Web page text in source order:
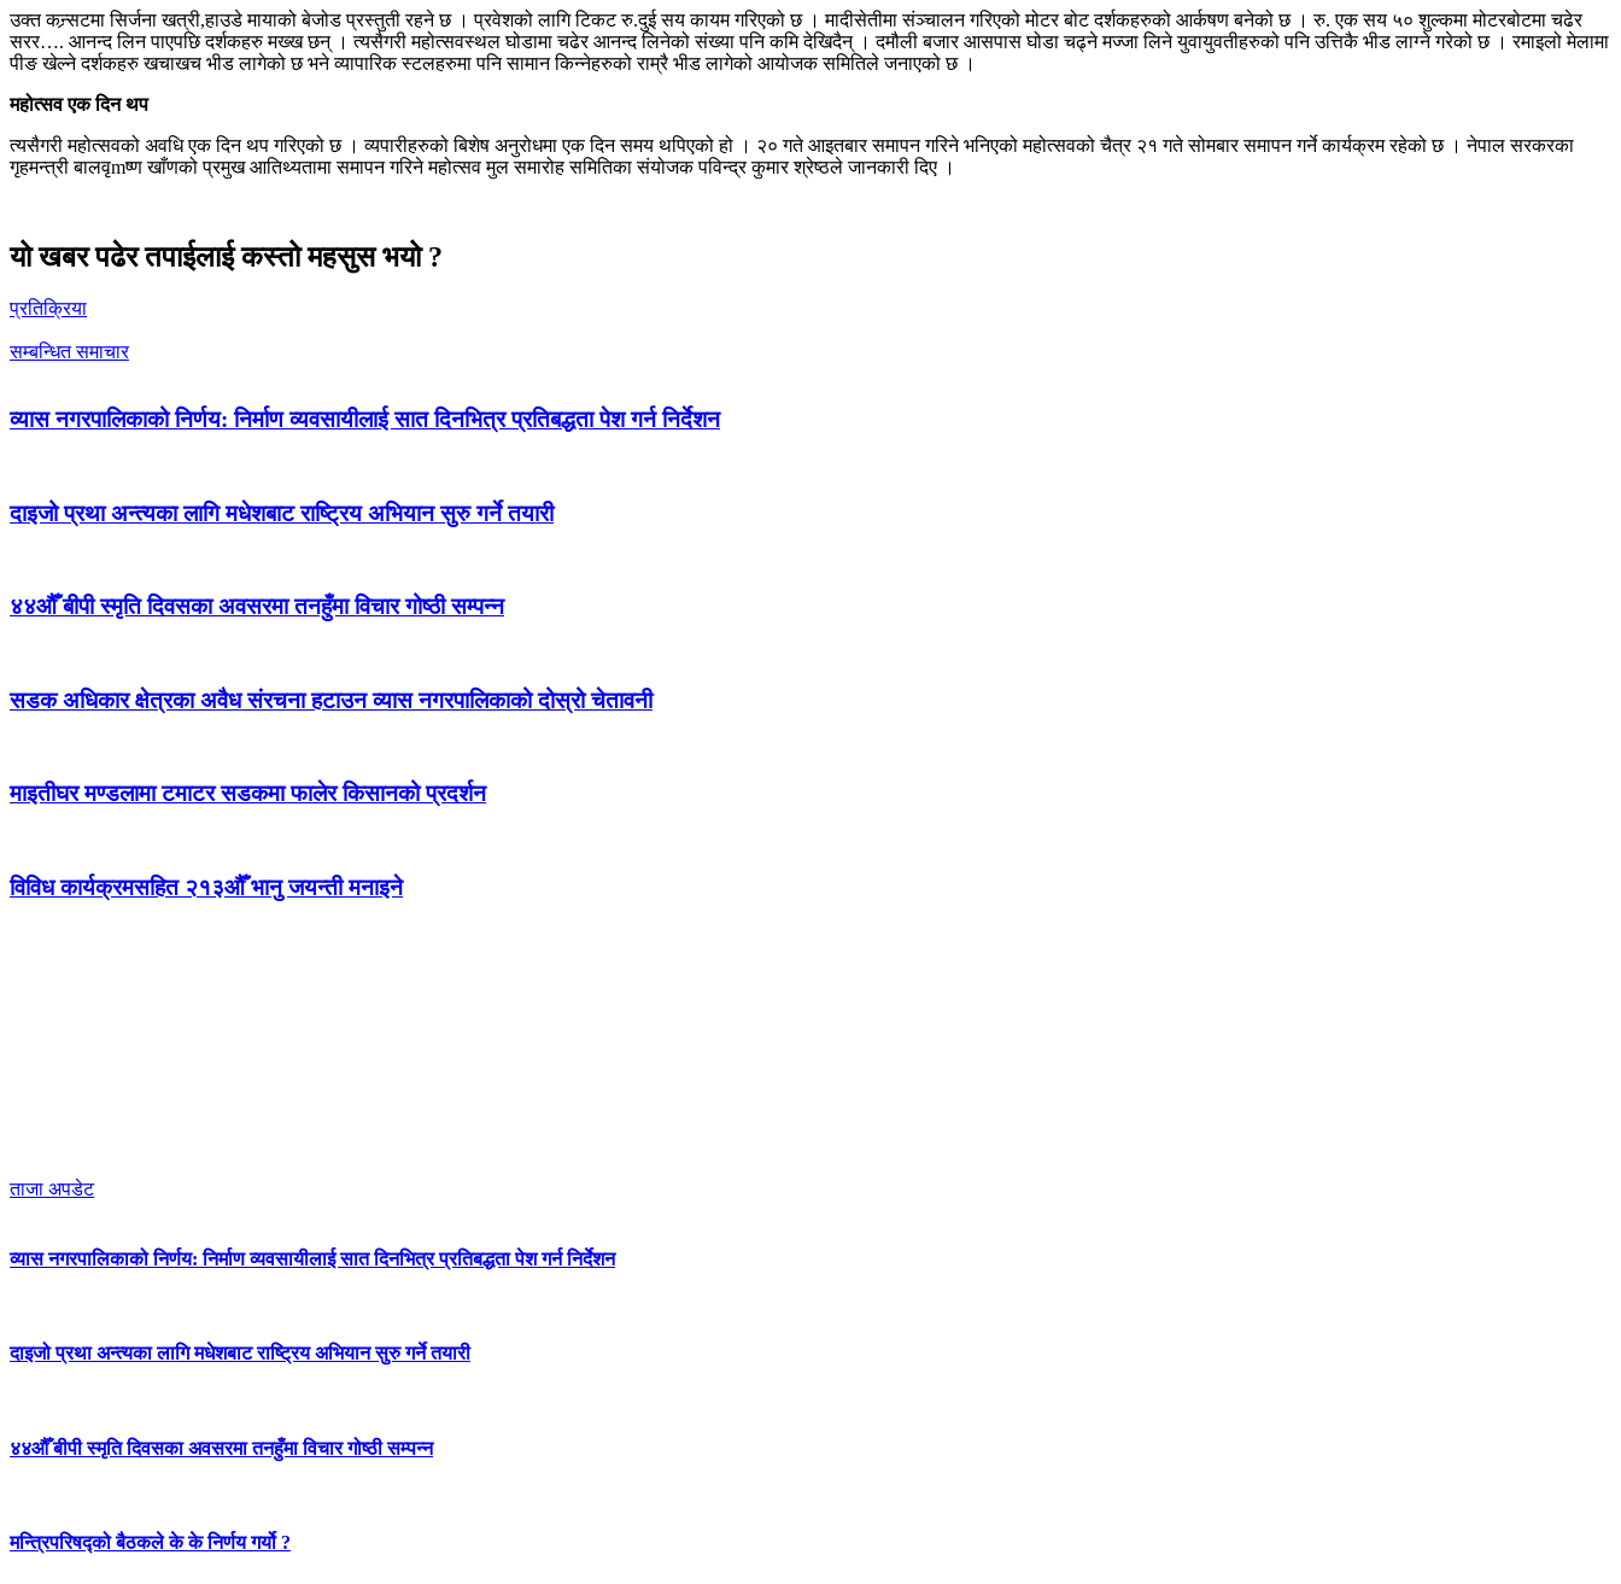
उक्त कन्र्सटमा सिर्जना खत्री,हाउडे मायाको बेजोड प्रस्तुती रहने छ । प्रवेशको लागि टिकट रु.दुई सय कायम गरिएको छ । मादीसेतीमा संञ्चालन गरिएको मोटर बोट दर्शकहरुको आर्कषण बनेको छ । रु. एक सय ५० शुल्कमा मोटरबोटमा चढेर
सरर…. आनन्द लिन पाएपछि दर्शकहरु मख्ख छन् । त्यसैगरी महोत्सवस्थल घोडामा चढेर आनन्द लिनेको संख्या पनि कमि देखिदैन् । दमौली बजार आसपास घोडा चढ्ने मज्जा लिने युवायुवतीहरुको पनि उत्तिकै भीड लाग्ने गरेको छ । रमाइलो मेलामा
पीङ खेल्ने दर्शकहरु खचाखच भीड लागेको छ भने व्यापारिक स्टलहरुमा पनि सामान किन्नेहरुको राम्रै भीड लागेको आयोजक समितिले जनाएको छ ।
महोत्सव एक दिन थप
त्यसैगरी महोत्सवको अवधि एक दिन थप गरिएको छ । व्यपारीहरुको बिशेष अनुरोधमा एक दिन समय थपिएको हो । २० गते आइतबार समापन गरिने भनिएको महोत्सवको चैत्र २१ गते सोमबार समापन गर्ने कार्यक्रम रहेको छ । नेपाल सरकरका
गृहमन्त्री बालवृmष्ण खाँणको प्रमुख आतिथ्यतामा समापन गरिने महोत्सव मुल समारोह समितिका संयोजक पविन्द्र कुमार श्रेष्ठले जानकारी दिए ।
यो खबर पढेर तपाईलाई कस्तो महसुस भयो ?
प्रतिक्रिया
सम्बन्धित समाचार
व्यास नगरपालिकाको निर्णय: निर्माण व्यवसायीलाई सात दिनभित्र प्रतिबद्धता पेश गर्न निर्देशन
दाइजो प्रथा अन्त्यका लागि मधेशबाट राष्ट्रिय अभियान सुरु गर्ने तयारी
४४औँ बीपी स्मृति दिवसका अवसरमा तनहुँमा विचार गोष्ठी सम्पन्न
सडक अधिकार क्षेत्रका अवैध संरचना हटाउन व्यास नगरपालिकाको दोस्रो चेतावनी
माइतीघर मण्डलामा टमाटर सडकमा फालेर किसानको प्रदर्शन
विविध कार्यक्रमसहित २१३औँ भानु जयन्ती मनाइने
ताजा अपडेट
व्यास नगरपालिकाको निर्णय: निर्माण व्यवसायीलाई सात दिनभित्र प्रतिबद्धता पेश गर्न निर्देशन
दाइजो प्रथा अन्त्यका लागि मधेशबाट राष्ट्रिय अभियान सुरु गर्ने तयारी
४४औँ बीपी स्मृति दिवसका अवसरमा तनहुँमा विचार गोष्ठी सम्पन्न
मन्त्रिपरिषद्को बैठकले के के निर्णय गर्यो ?